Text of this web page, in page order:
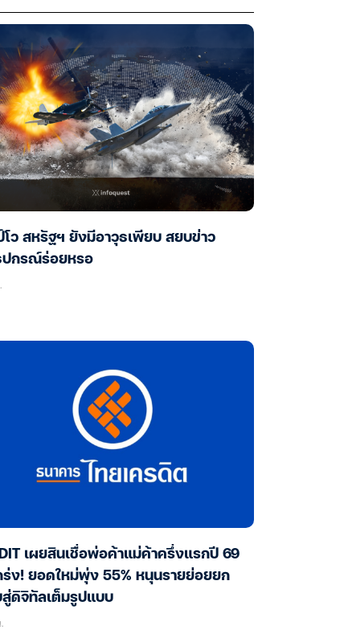
โว สหรัฐฯ ยังมีอาวุธเพียบ สยบข่าว
ปกรณ์ร่อยหรอ
เผยสินเชื่อพ่อค้าแม่ค้าครึ่งแรกปี 69
ร่ง! ยอดใหม่พุ่ง 55% หนุนรายย่อยยก
สู่ดิจิทัลเต็มรูปแบบ